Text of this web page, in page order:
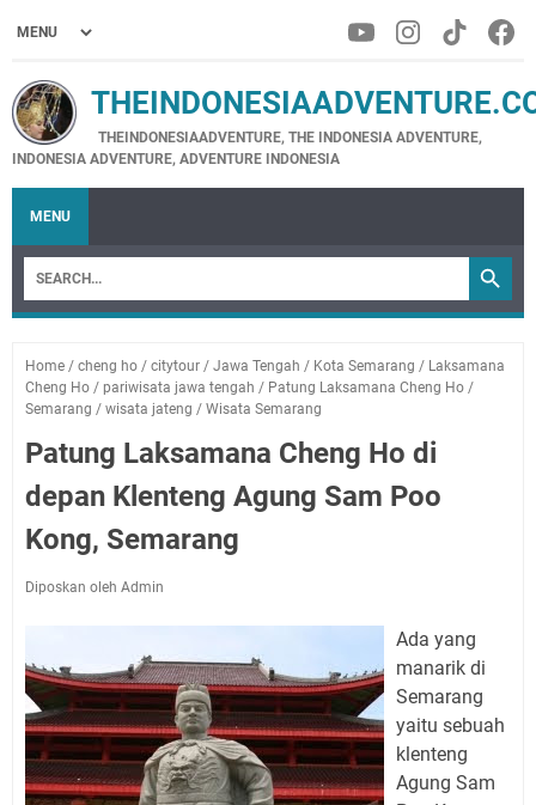
THEINDONESIAADVENTURE, THE INDONESIA ADVENTURE,
INDONESIA ADVENTURE, ADVENTURE INDONESIA
MENU
Home / cheng ho / citytour / Jawa Tengah / Kota Semarang / Laksamana
Cheng Ho / pariwisata jawa tengah / Patung Laksamana Cheng Ho /
Semarang / wisata jateng / Wisata Semarang
Patung Laksamana Cheng Ho di
depan Klenteng Agung Sam Poo
Kong, Semarang
Diposkan oleh Admin
Ada yang
manarik di
Semarang
yaitu sebuah
klenteng
Agung Sam